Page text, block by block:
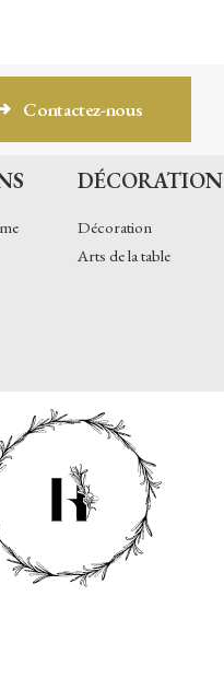
Contactez-nous
DÉCORATION
Décoration
Arts de la table